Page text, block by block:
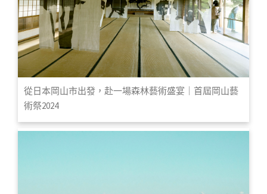
從日本岡山市出發，赴一場森林藝術盛宴｜首屆岡山藝
術祭2024